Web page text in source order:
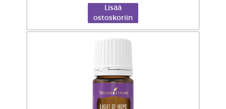
Lisää
ostoskoriin